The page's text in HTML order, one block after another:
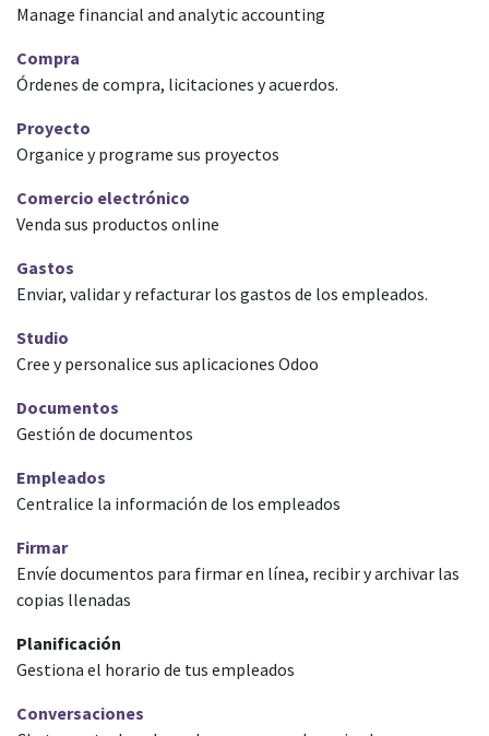
Manage financial and analytic accounting
Compra
Órdenes de compra, licitaciones y acuerdos.
Proyecto
Organice y programe sus proyectos
Comercio electrónico
Venda sus productos online
Gastos
Enviar, validar y refacturar los gastos de los empleados.
Studio
Cree y personalice sus aplicaciones Odoo
Documentos
Gestión de documentos
Empleados
Centralice la información de los empleados
Firmar
Envíe documentos para firmar en línea, recibir y archivar las
copias llenadas
Planificación
Gestiona el horario de tus empleados
Conversaciones